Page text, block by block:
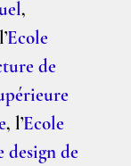
,
Ecole
de
, l’Ecole
design de